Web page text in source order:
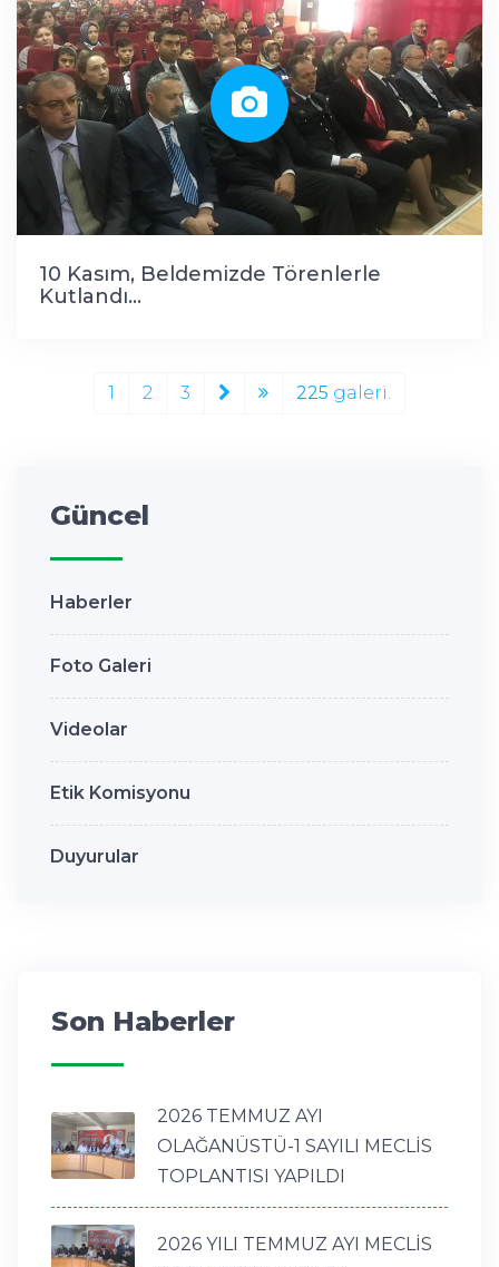
10 Kasım, Beldemizde Törenlerle
Kutlandı...
1 2 3 225 galeri.
Güncel
Haberler
Foto Galeri
Videolar
Etik Komisyonu
Duyurular
Son Haberler
2026 TEMMUZ AYI
OLAĞANÜSTÜ-1 SAYILI MECLİS
TOPLANTISI YAPILDI
2026 YILI TEMMUZ AYI MECLİS